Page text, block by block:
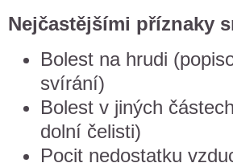
Nejčastějšími příznaky
Bolest na hrudi
svírání)
Bolest v jiných
dolní čelisti)
Pocit nedostatku